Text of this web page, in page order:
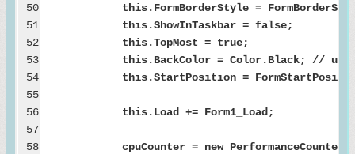
50
51
52
53
54
55
56
57
58
this.FormBorderStyle =
this.ShowInTaskbar = false;
this.TopMost = true;
this.BackColor = Color.Black; // use
this.StartPosition =
this.Load += Form1_Load;
cpuCounter = new